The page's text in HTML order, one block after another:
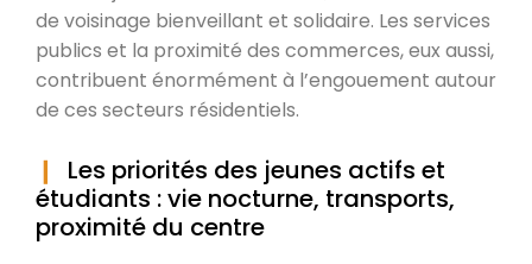
de voisinage bienveillant et solidaire. Les services
publics et la proximité des commerces, eux aussi,
contribuent énormément à l’engouement autour
de ces secteurs résidentiels.
Les priorités des jeunes actifs et
étudiants : vie nocturne, transports,
proximité du centre